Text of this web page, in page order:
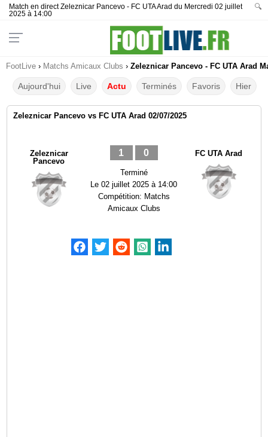
Match en direct Zeleznicar Pancevo - FC UTA Arad du Mercredi 02 juillet
2025 à 14:00
🔍
FootLive › Matchs Amicaux Clubs › Zeleznicar Pancevo - FC UTA Arad
Aujourd'hui Live Actu Terminés Favoris Hier
Zeleznicar Pancevo vs FC UTA Arad 02/07/2025
Zeleznicar
Pancevo
1 0
Terminé
Le02 juillet 2025 à 14:00
Compétition: Matchs
Amicaux Clubs
FC UTA Arad